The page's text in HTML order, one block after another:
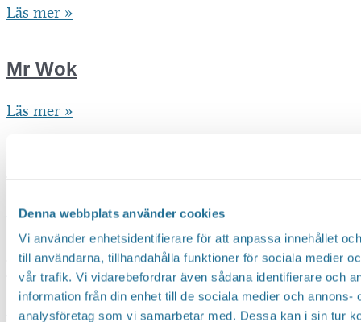
Denna webbplats använder cookies
Vi använder enhetsidentifierare för att anpassa innehållet
till användarna, tillhandahålla funktioner för sociala medier
vår trafik. Vi vidarebefordrar även sådana identifierare och
information från din enhet till de sociala medier och annons-
analysföretag som vi samarbetar med. Dessa kan i sin tur
ChopChop
Läs mer »
Mr Wok
Mr
Läs mer »
San
Sushi
Läs mer »
Tjällmo pizzeria
Tjällmo
Läs mer »